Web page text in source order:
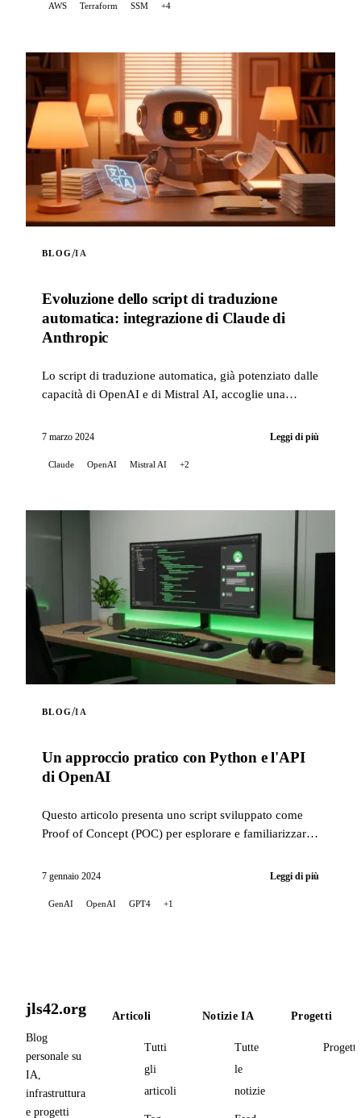
AWS Terraform SSM +4
BLOG/IA
Evoluzione dello script di traduzione
automatica: integrazione di Claude di
Anthropic
Lo script di traduzione automatica, già potenziato dalle
capacità di OpenAI e di Mistral AI, accoglie una
7 marzo 2024 Leggi di più
Claude OpenAI Mistral AI +2
BLOG/IA
Un approccio pratico con Python e l'API
di OpenAI
Questo articolo presenta uno script sviluppato come
Proof of Concept (POC) per esplorare e familiarizzare
7 gennaio 2024 Leggi di più
GenAI OpenAI GPT4 +1
jls42.org
Blog
personale su
IA,
infrastruttura
e progetti
Articoli
Tutti
gli
articoli
Notizie IA
Tutte
le
notizie
Progetti
Progetti